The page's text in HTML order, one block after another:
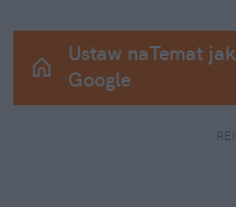
Ustaw naTemat
Google